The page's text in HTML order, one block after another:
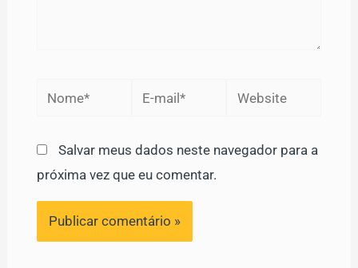
Nome* Website
Salvar meus dados neste navegador para a
próxima vez que eu comentar.